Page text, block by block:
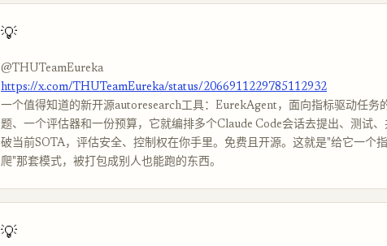
💡
@THUTeamEureka
https://x.com/THUTeamEureka/status/2066911229785112932
一个值得知道的新开源autoresearch工具：EurekAgent，面向指标驱动任务
题、一个评估器和一份预算，它就编排多个Claude Code会话去提出、测试
破当前SOTA，评估安全、控制权在你手里。免费且开源。这就是"给它一个
爬"那套模式，被打包成别人也能跑的东西。
💡